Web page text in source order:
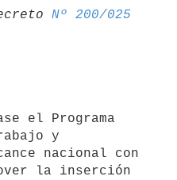
Nº 200/025
y
nacional con
la inserción